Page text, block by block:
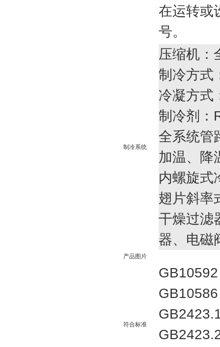
在运转或
号。
制冷系统
压缩机：
制 冷方式
冷凝方式
制冷剂：
全系统管
加温、降
内螺旋式
翅片斜率
干燥过滤
器、电磁
产品图片
符合标准